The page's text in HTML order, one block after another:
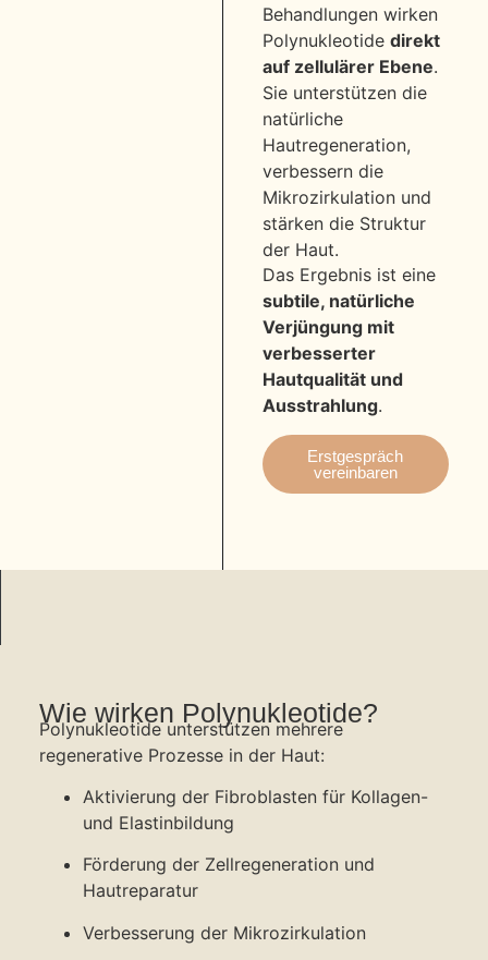
Behandlungen wirken
Polynukleotide direkt
auf zellulärer Ebene.
Sie unterstützen die
natürliche
Hautregeneration,
verbessern die
Mikrozirkulation und
stärken die Struktur
der Haut.
Das Ergebnis ist eine
subtile, natürliche
Verjüngung mit
verbesserter
Hautqualität und
Ausstrahlung.
Erstgespräch
vereinbaren
Wie wirken Polynukleotide?
Polynukleotide unterstützen mehrere
regenerative Prozesse in der Haut:
Aktivierung der Fibroblasten für Kollagen-
und Elastinbildung
Förderung der Zellregeneration und
Hautreparatur
Verbesserung der Mikrozirkulation